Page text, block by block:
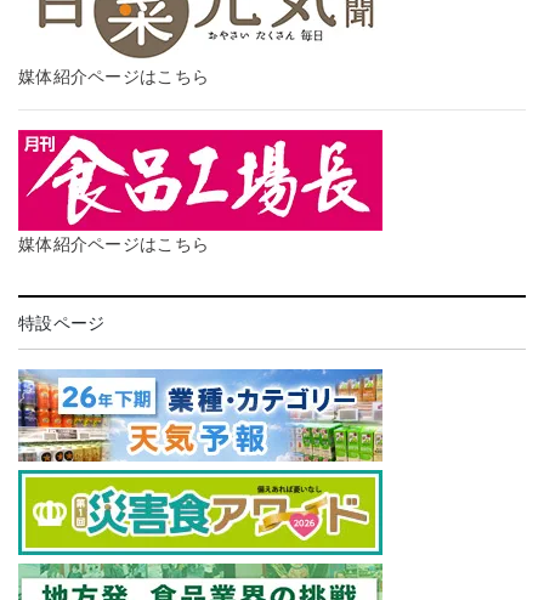
媒体紹介ページはこちら
媒体紹介ページはこちら
特設ページ